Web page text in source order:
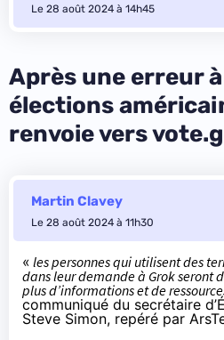
Le 28 août 2024 à 14h45
Après une erreur
élections
renvoie vers
Martin Clavey
Le 28 août 2024 à 11h30
« les personnes qui utilisent des
dans leur demande à Grok seront
plus d’informations et de
communiqué du secrétaire
Steve Simon, repéré par